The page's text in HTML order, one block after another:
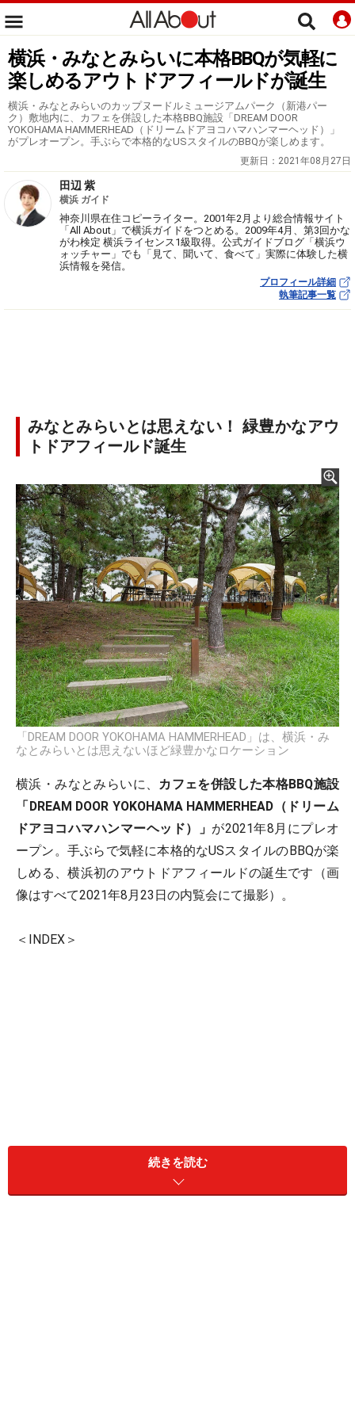
横浜・みなとみらいに本格BBQが気軽に
楽しめるアウトドアフィールドが誕生
横浜・みなとみらいのカップヌードルミュージアムパーク（新港パー
ク）敷地内に、カフェを併設した本格BBQ施設「DREAM DOOR
YOKOHAMA HAMMERHEAD（ドリームドアヨコハマハンマーヘッド）」
がプレオープン。手ぶらで本格的なUSスタイルのBBQが楽しめます。
更新日： 2021年08月27日
田辺 紫
横浜 ガイド
神奈川県在住コピーライター。2001年2月より総合情報サイト
「All About」で横浜ガイドをつとめる。2009年4月、第3回かな
がわ検定 横浜ライセンス1級取得。公式ガイドブログ「横浜ウ
ォッチャー」でも「見て、聞いて、食べて」実際に体験した横
浜情報を発信。
プロフィール詳細
執筆記事一覧
みなとみらいとは思えない！ 緑豊かなアウ
トドアフィールド誕生
「DREAM DOOR YOKOHAMA HAMMERHEAD」は、横浜・み
なとみらいとは思えないほど緑豊かなロケーション
横浜・みなとみらいに、 カフェを併設した本格BBQ施設
「DREAM DOOR YOKOHAMA HAMMERHEAD（ドリーム
ドアヨコハマハンマーヘッド）」 が2021年8月にプレオ
ープン。手ぶらで気軽に本格的なUSスタイルのBBQが楽
しめる、横浜初のアウトドアフィールドの誕生です（画
像はすべて2021年8月23日の内覧会にて撮影）。
＜INDEX＞
ドリームドアヨコハマハンマーヘッドとは？
続きを読む